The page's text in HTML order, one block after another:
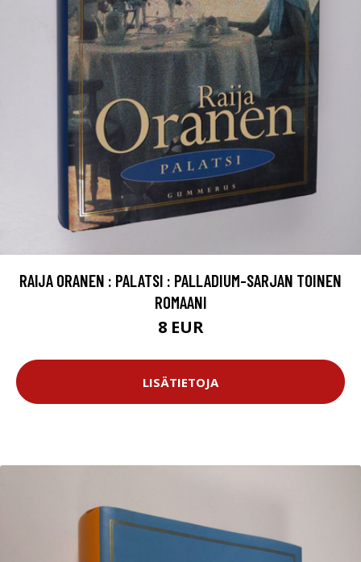
RAIJA ORANEN : PALATSI : PALLADIUM-SARJAN TOINEN
ROMAANI
8 EUR
LISÄTIETOJA